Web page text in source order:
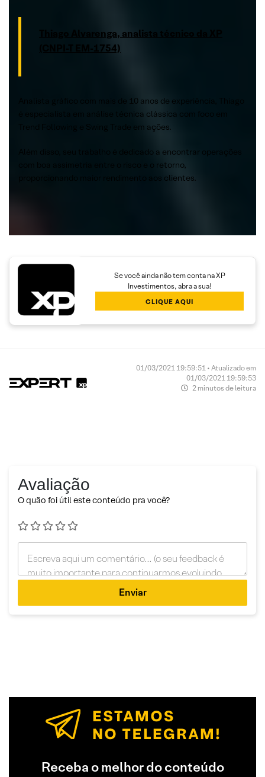
Thiago Alvarenga, analista técnico da XP
(CNPI-T EM-1754)
Analista gráfico com mais de 10 anos de experiência, Thiago
é especialista em análise técnica clássica com foco em
Trend Following e Swing Trade em ações.
Além disso, seu trabalho é dedicado a encontrar operações
com boa assimetria entre o risco e o retorno,
proporcionando maior rendimento aos clientes.
Se você ainda não tem conta na XP
Investimentos, abra a sua!
CLIQUE AQUI
01/03/2021 19:59:51 • Atualizado em
01/03/2021 19:59:53
2 minutos de leitura
Avaliação
O quão foi útil este conteúdo pra você?
Enviar
Receba o melhor do conteúdo